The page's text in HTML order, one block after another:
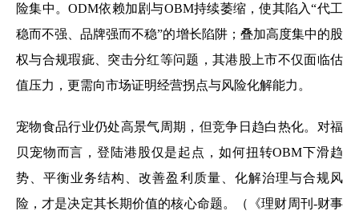
险集中。ODM依赖加剧与OBM持续萎缩，使其陷入“代工
稳而不强、品牌强而不稳”的增长陷阱；叠加高度集中的股
权与合规瑕疵、突击分红等问题，其港股上市不仅面临估
值压力，更需向市场证明经营拐点与风险化解能力。
宠物食品行业仍处高景气周期，但竞争日趋白热化。对福
贝宠物而言，登陆港股仅是起点，如何扭转OBM下滑趋
势、平衡业务结构、改善盈利质量、化解治理与合规风
险，才是决定其长期价值的核心命题。（《理财周刊-财事